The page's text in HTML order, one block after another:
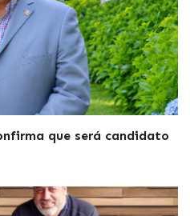
que será candidato